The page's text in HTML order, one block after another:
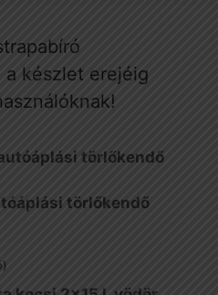
készlet erejéig
törlőkendő